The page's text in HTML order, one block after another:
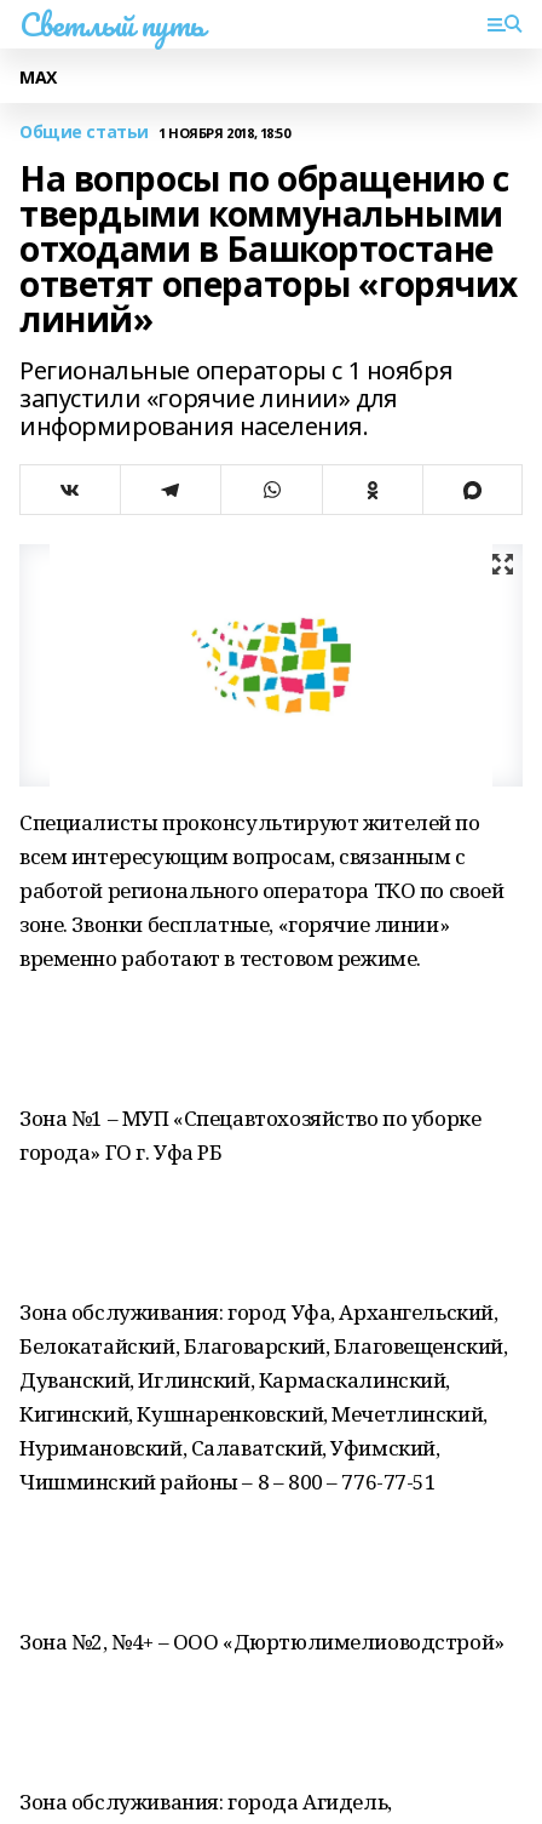
Светлый путь
МАХ
Общие статьи 1 НОЯБРЯ 2018, 18:50
На вопросы по обращению с
твердыми коммунальными
отходами в Башкортостане
ответят операторы «горячих
линий»
Региональные операторы с 1 ноября
запустили «горячие линии» для
информирования населения.
Специалисты проконсультируют жителей по
всем интересующим вопросам, связанным с
работой регионального оператора ТКО по своей
зоне. Звонки бесплатные, «горячие линии»
временно работают в тестовом режиме.
Зона №1 – МУП «Спецавтохозяйство по уборке
города» ГО г. Уфа РБ
Зона обслуживания: город Уфа, Архангельский,
Белокатайский, Благоварский, Благовещенский,
Дуванский, Иглинский, Кармаскалинский,
Кигинский, Кушнаренковский, Мечетлинский,
Нуримановский, Салаватский, Уфимский,
Чишминский районы – 8 – 800 – 776-77-51
Зона №2, №4+ – ООО «Дюртюлимелиоводстрой»
Зона обслуживания: города Агидель,